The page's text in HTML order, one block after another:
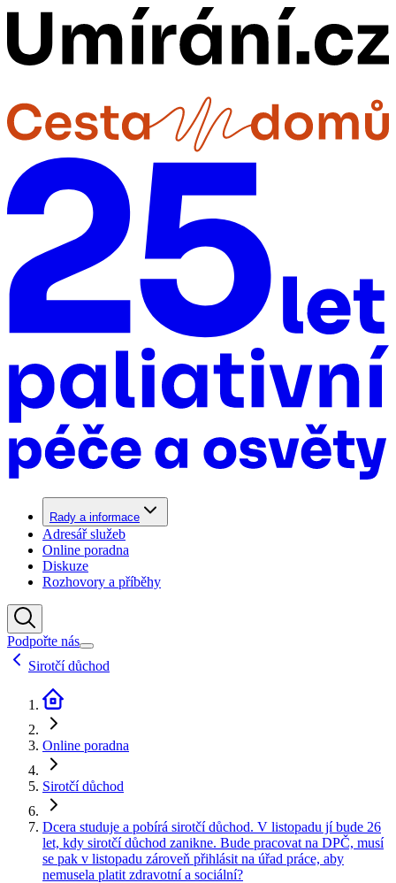
Rady a informace
Adresář služeb
Online poradna
Diskuze
Rozhovory a příběhy
Podpořte nás
Sirotčí důchod
Online poradna
Sirotčí důchod
Dcera studuje a pobírá sirotčí důchod. V listopadu jí bude 26
let, kdy sirotčí důchod zanikne. Bude pracovat na DPČ, musí
se pak v listopadu zároveň přihlásit na úřad práce, aby
nemusela platit zdravotní a sociální?